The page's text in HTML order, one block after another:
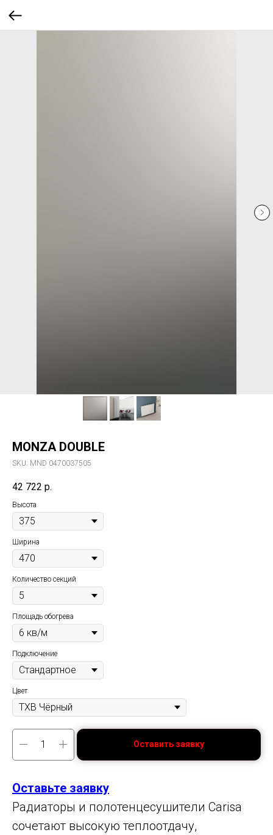
MONZA DOUBLE
SKU: MND 0470037505
42 722 р.
Высота
Ширина
Количество секций
Площадь обогрева
Подключение
Цвет
Оставить заявку
Оставьте заявку
Радиаторы и полотенцесушители Carisa
сочетают высокую теплоотдачу,